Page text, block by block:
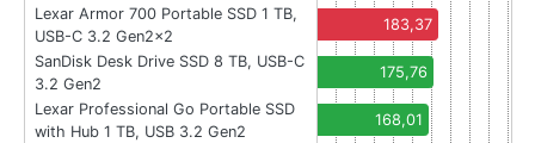
Lexar Armor 700 Portable SSD 1 TB,
USB-C 3.2 Gen2x2
183,37
SanDisk Desk Drive SSD 8 TB, USB-C
3.2 Gen2
175,76
Lexar Professional Go Portable SSD
with Hub 1 TB, USB 3.2 Gen2
168,01